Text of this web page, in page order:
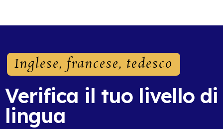
Inglese, francese, tedesco
Verifica il tuo livello di
lingua